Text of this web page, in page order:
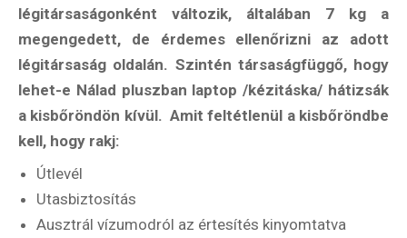
légitársaságonként változik, általában 7 kg a
megengedett, de érdemes ellenőrizni az adott
légitársaság oldalán. Szintén társaságfüggő, hogy
lehet-e Nálad pluszban laptop /kézitáska/ hátizsák
a kisbőröndön kívül. Amit feltétlenül a kisbőröndbe
kell, hogy rakj:
Útlevél
Utasbiztosítás
Ausztrál vízumodról az értesítés kinyomtatva